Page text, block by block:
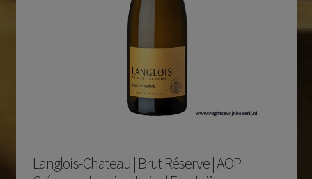
Langlois-Chateau | Brut Réserve | AOP